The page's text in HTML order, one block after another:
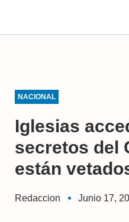
NACIONAL
Iglesias
secretos del
están
Redaccion Junio 17,